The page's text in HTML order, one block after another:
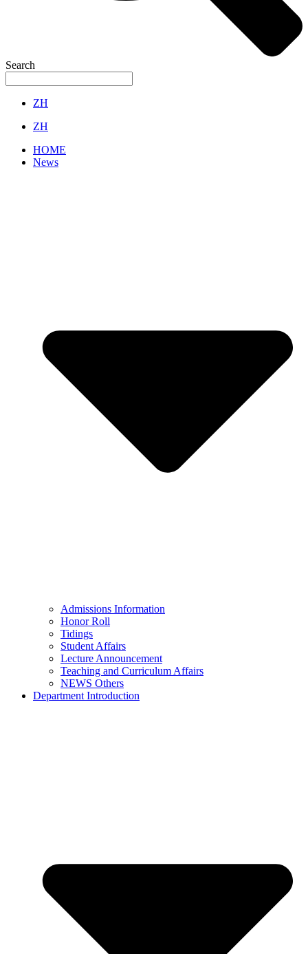
Search
ZH
ZH
HOME
News
Admissions Information
Honor Roll
Tidings
Student Affairs
Lecture Announcement
Teaching and Curriculum Affairs
NEWS Others
Department Introduction